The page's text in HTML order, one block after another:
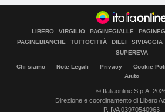
LIBERO VIRGILIO PAGINEGIALLE
PAGINEBIANCHE
TUTTOCITTÀ DILEI SIVIAGGIA
SUPEREVA
Chi siamo Note Legali Privacy Cookie
Aiuto
© Italiaonline S.p.A.
Direzione e coordinamento di Libero
P. IVA 03970540963